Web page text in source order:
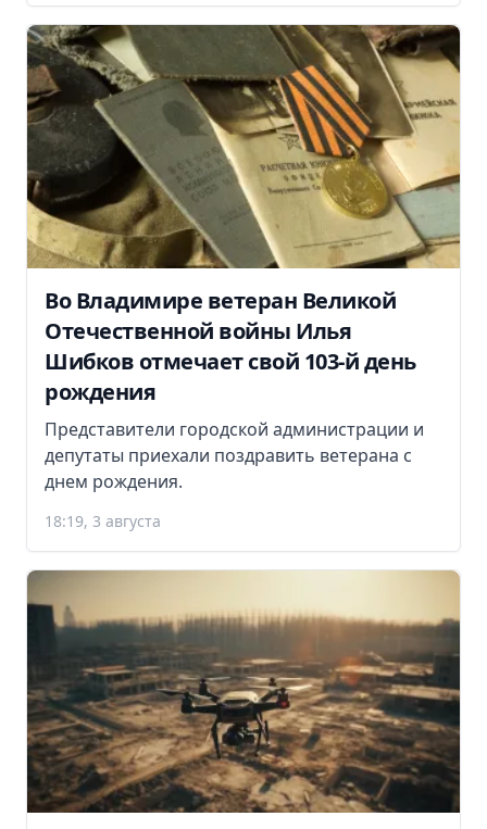
Во Владимире ветеран Великой
Отечественной войны Илья
Шибков отмечает свой 103-й день
рождения
Представители городской администрации и
депутаты приехали поздравить ветерана с
днем рождения.
18:19, 3 августа